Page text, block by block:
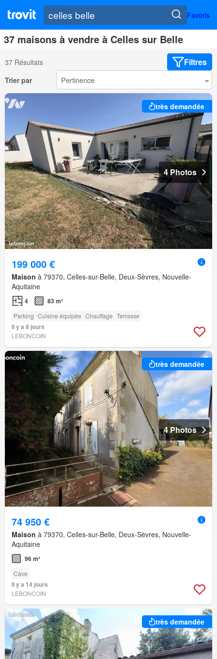
Favoris
37 maisons à vendre à Celles sur Belle
37 Résultats Filtres
Trier par
très demandée
4 Photos
199 000 €
Maison à 79370, Celles-sur-Belle, Deux-Sèvres, Nouvelle-
Aquitaine
4 83 m²
Parking Cuisine équipée Chauffage Terrasse
Il y a 8 jours
LEBONCOIN
très demandée
4 Photos
74 950 €
Maison à 79370, Celles-sur-Belle, Deux-Sèvres, Nouvelle-
Aquitaine
96 m²
Cave
Il y a 14 jours
LEBONCOIN
très demandée